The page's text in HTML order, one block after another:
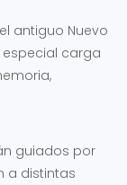
antiguo Nuevo
carga
guiados por
a distintas